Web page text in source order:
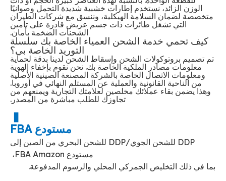
الوزن الزائد، نستخدم إطارات خشبية شديدة التحمل وصوانيًا
متخصصة لضمان السلامة الهيكلية، وننسق مع شركات الطيران
التي تشغل طائرات ذات جسم عريض قادرة على تأمين
الشحنات الضخمة بأمان.
كيف تحمي خدمة الشحن العمياء الخاصة بك سلسلة
التوريد الخاصة بي؟
تم تصميم بروتوكولات الشحن وإسقاط الشحن لدينا بدقة لحماية
معلومات مصادر الملكية الخاصة بك. نحن نقوم بإخفاء الهوية
ومعلومات الاتصال الخاصة بالشركة المصنعة الصينية الأصلية
من الناحية القانونية والعملية عن المستلم النهائي في أوروبا.
وهذا يضمن بقاء عملائك مخلصين لعلامتك التجارية ويمنعهم من
تجاوزك للطلب مباشرة من المصدر.
مستودع FBA
DDP للشحن الجوي/DDP للشحن البحري من الصين إلى
مستودع FBA Amazon،
بما في ذلك التخليص الجمركي المحلي والرسوم المدفوعة.